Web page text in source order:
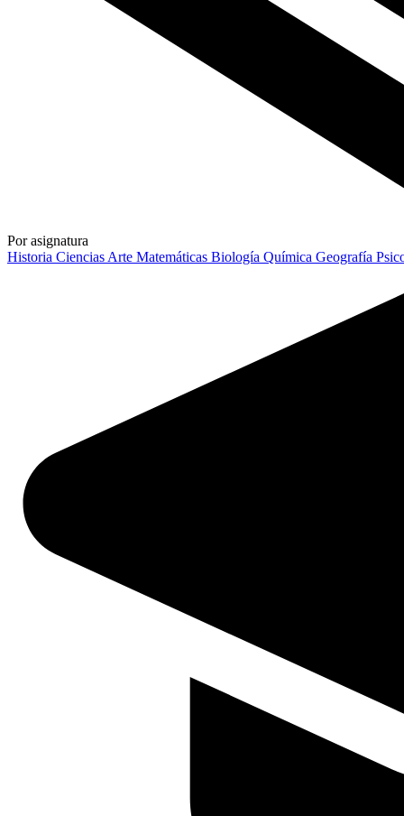
Por asignatura
Historia Ciencias Arte Matemáticas Biología Química Geografía